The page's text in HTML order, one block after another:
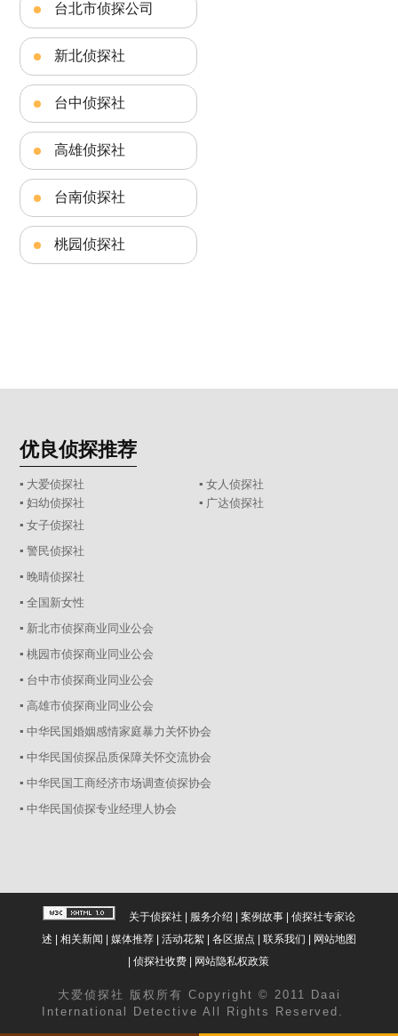
台北市侦探公司
新北侦探社
台中侦探社
高雄侦探社
台南侦探社
桃园侦探社
优良侦探推荐
▪ 大爱侦探社
▪ 女人侦探社
▪ 妇幼侦探社
▪ 广达侦探社
▪ 女子侦探社
▪ 警民侦探社
▪ 晚晴侦探社
▪ 全国新女性
▪ 新北市侦探商业同业公会
▪ 桃园市侦探商业同业公会
▪ 台中市侦探商业同业公会
▪ 高雄市侦探商业同业公会
▪ 中华民国婚姻感情家庭暴力关怀协会
▪ 中华民国侦探品质保障关怀交流协会
▪ 中华民国工商经济市场调查侦探协会
▪ 中华民国侦探专业经理人协会
关于侦探社 服务介绍 案例故事| 侦探社专家论
述
相关新闻 媒体推荐| 活动花絮| 各区据点 联系我们
网站地图
|侦探社收费 网站隐私权政策
大爱 侦探社
版权所有 Copyright © 2011 Daai
International Detective All Rights Reserved.